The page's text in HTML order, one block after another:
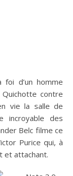
d’un homme
contre
vie la salle de
incroyable des
Belc filme ce
Purice qui, à
et attachant.